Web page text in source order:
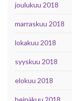
joulukuu 2018
marraskuu 2018
lokakuu 2018
syyskuu 2018
elokuu 2018